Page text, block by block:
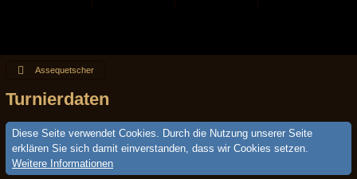
Assequetscher
Turnierdaten
Diese Seite verwendet Cookies. Durch die Nutzung unserer Seite
erklären Sie sich damit einverstanden, dass wir Cookies setzen.
Weitere Informationen